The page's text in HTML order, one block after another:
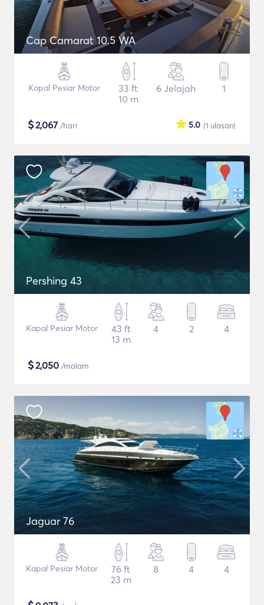
Cap Camarat 10.5 WA
Kapal Pesiar Motor
33 ft
10 m
6 Jelajah 1
$2,067 /hari (1 ulasan)
5.0
Pershing 43
Kapal Pesiar Motor
43 ft
13 m
4 2 4
$2,050 /malam
Jaguar 76
Kapal Pesiar Motor
76 ft
23 m
8 4 4